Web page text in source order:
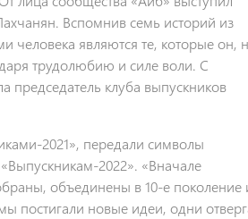
Вспомнив семь историй из
человека являются те, которые он,
трудолюбию и силе воли. С
председатель клуба выпускников
2021», передали символы
2022». «Вначале
объединены в 10-е поколение
постигали новые идеи, одни